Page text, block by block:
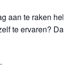
aan te raken
te ervaren? Dan